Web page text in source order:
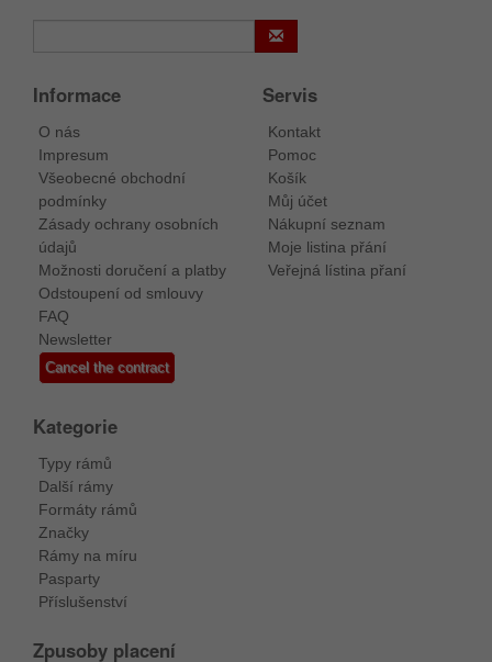
Informace
O nás
Impresum
Všeobecné obchodní
podmínky
Zásady ochrany osobních
údajů
Možnosti doručení a platby
Odstoupení od smlouvy
FAQ
Newsletter
Cancel the contract
Servis
Kontakt
Pomoc
Košík
Můj účet
Nákupní seznam
Moje listina přání
Veřejná lístina přaní
Kategorie
Typy rámů
Další rámy
Formáty rámů
Značky
Rámy na míru
Pasparty
Příslušenství
Zpusoby placení